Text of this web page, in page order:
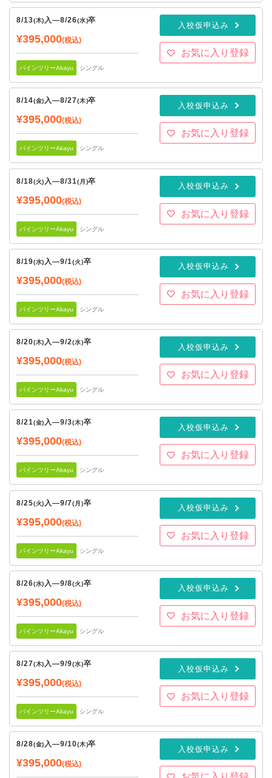
8/13(木)入—8/26(水)卒
¥395,000(税込)
パインツリーAkayu シングル
入校仮申込み
お気に入り登録
8/14(金)入—8/27(木)卒
¥395,000(税込)
パインツリーAkayu シングル
入校仮申込み
お気に入り登録
8/18(火) 入—8/31(月)卒
¥395,000(税込)
パインツリーAkayu シングル
入校仮申込み
お気に入り登録
8/19(水) 入—9/1(火)卒
¥395,000(税込)
パインツリーAkayu シングル
入校仮申込み
お気に入り登録
8/20(木)入—9/2(水)卒
¥395,000(税込)
パインツリーAkayu シングル
入校仮申込み
お気に入り登録
8/21(金)入—9/3(木)卒
¥395,000(税込)
パインツリーAkayu シングル
入校仮申込み
お気に入り登録
8/25(火) 入—9/7(月)卒
¥395,000(税込)
パインツリーAkayu シングル
入校仮申込み
お気に入り登録
8/26(水) 入—9/8(火)卒
¥395,000(税込)
パインツリーAkayu シングル
入校仮申込み
お気に入り登録
8/27(木)入—9/9(水)卒
¥395,000(税込)
パインツリーAkayu シングル
入校仮申込み
お気に入り登録
8/28(金)入—9/10(木)卒
¥395,000(税込)
入校仮申込み